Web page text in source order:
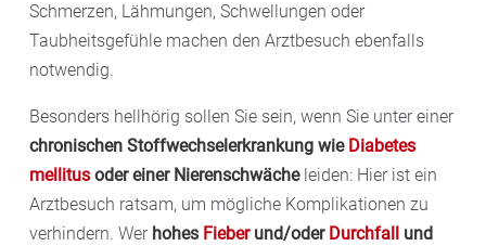
Schmerzen, Lähmungen, Schwellungen oder
Taubheitsgefühle machen den Arztbesuch ebenfalls
notwendig.
Besonders hellhörig sollen Sie sein, wenn Sie unter einer
chronischen Stoffwechselerkrankung wie Diabetes
mellitus oder einer Nierenschwächeleiden: Hier ist ein
Arztbesuch ratsam, um mögliche Komplikationen zu
verhindern. Wer hohes Fieberund/oder Durchfall
und